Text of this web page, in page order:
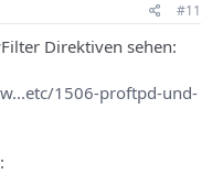
#11
Direktiven sehen:
1506-proftpd-und-